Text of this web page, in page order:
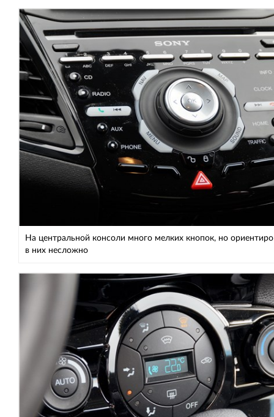
На центральной консоли много мелких кнопок, но
в них несложно